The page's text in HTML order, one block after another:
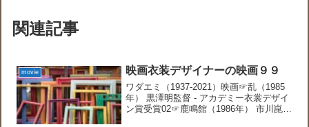
関連記事
movie 映画衣装デザイナーの映画９９
ワダエミ（1937-2021）映画☞乱（1985
年） 黒澤明監督 - アカデミー衣裳デザイ
ン賞受賞02☞鹿鳴館（1986年） 市川崑監